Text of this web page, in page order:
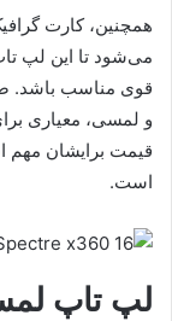
می‌شود تا این لپ
و لمسی، معیاری
قیمت برایشان مهم
است.